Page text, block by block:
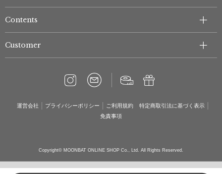
Contents
Customer
運営会社 プライバシーポリシー ご利用規約
特定商取引法に基づく表示
免責事項
Copyright© MOONBAT ONLINE SHOP Co., Ltd. All Rights Reserved.